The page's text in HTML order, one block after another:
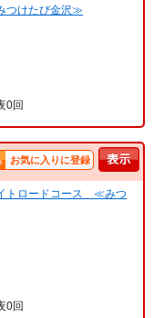
つけたび金沢≫
0回
お気に入りに登録
イトロードコース ≪みつ
0回